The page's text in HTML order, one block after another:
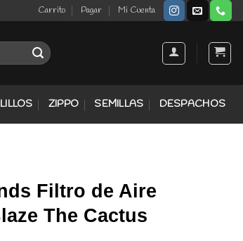
Carrito Pagar Mi Cuenta
ZIPPO SEMILLAS DESPACHOS
Filtro de Aire
The Cactus